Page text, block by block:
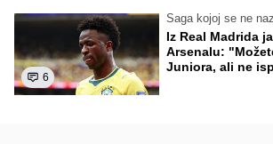
6
Saga kojoj se ne
Iz Real Madrida
Arsenalu:
Juniora, ali ne